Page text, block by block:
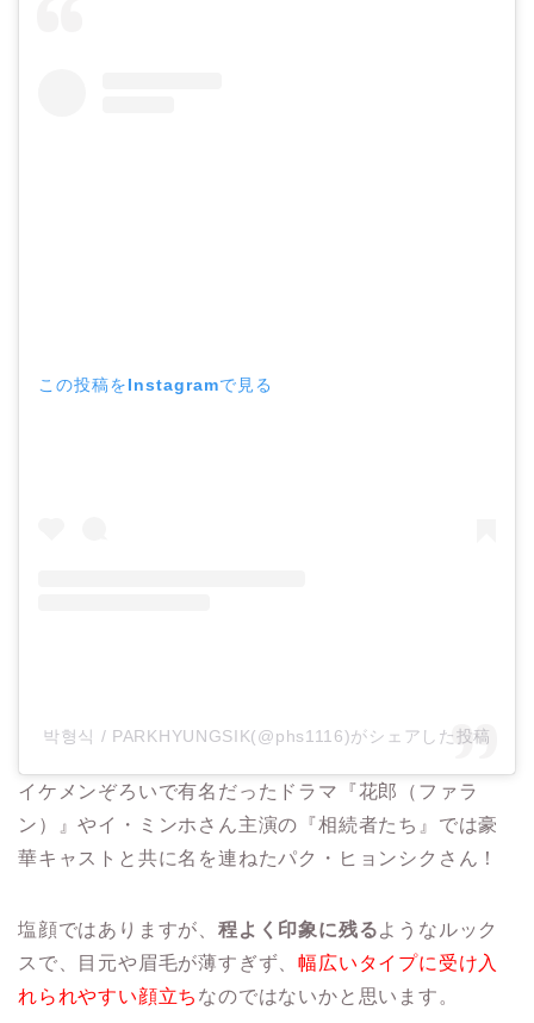
この投稿をInstagramで見る
박형식 / PARKHYUNGSIK(@phs1116)がシェアした投稿
イケメンぞろいで有名だったドラマ『花郎（ファラ
ン）』やイ・ミンホさん主演の『相続者たち』では豪
華キャストと共に名を連ねたパク・ヒョンシクさん！
塩顔ではありますが、 程よく印象に残るようなルック
スで、目元や眉毛が薄すぎず、幅広いタイプに受け入
れられやすい顔立ち なのではないかと思います。